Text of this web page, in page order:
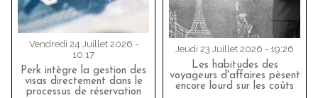
Vendredi 24 Juillet 2026 -
10:17
Perk intègre la gestion des
visas directement dans le
processus de réservation
Jeudi 23 Juillet 2026 - 19:26
Les habitudes des
voyageurs d'affaires pèsent
encore lourd sur les coûts